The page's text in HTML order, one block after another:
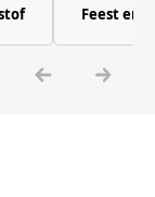
Feest en